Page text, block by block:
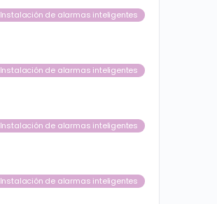
Instalación de alarmas inteligentes
Instalación de alarmas inteligentes
Instalación de alarmas inteligentes
Instalación de alarmas inteligentes